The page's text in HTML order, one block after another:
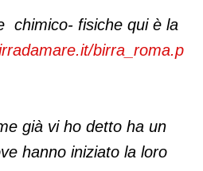
chimico- fisiche qui è la
birra_roma.p
già vi ho detto ha un
hanno iniziato la loro